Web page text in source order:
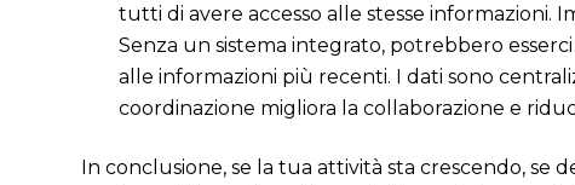
tutti di avere accesso alle stesse informazioni.
Senza un sistema integrato, potrebbero
alle informazioni più recenti. I dati sono
coordinazione migliora la collaborazione e
In conclusione, se la tua attività sta crescendo, se